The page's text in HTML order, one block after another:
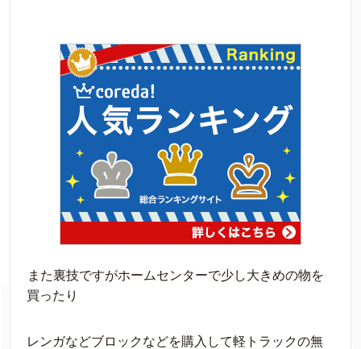
また裏技ですがホームセンターで少し大きめの物を
買ったり
レンガなどブロックなどを購入して軽トラックの無